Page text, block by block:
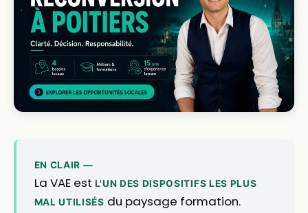
EN CLAIR —
La VAE est L'UN DES DISPOSITIFS LES PLUS
MAL UTILISÉS du paysage formation.